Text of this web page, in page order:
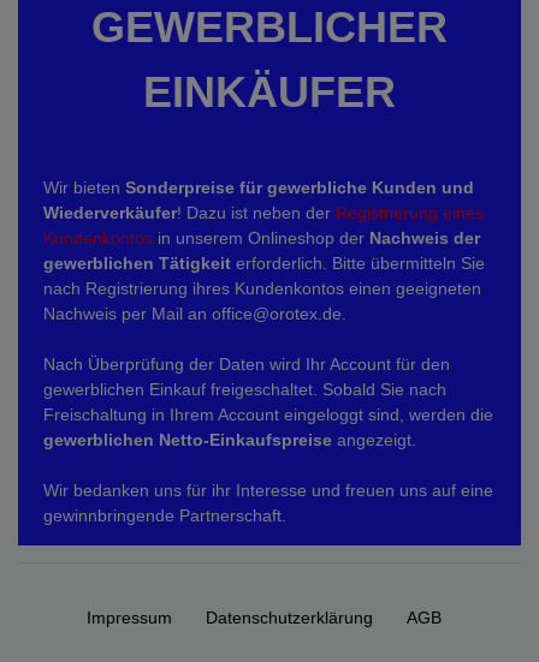
GEWERBLICHER
EINKÄUFER
Wir bieten Sonderpreise für gewerbliche Kunden und
Wiederverkäufer! Dazu ist neben der Registrierung eines
Kundenkontos in unserem Onlineshop der Nachweis der
gewerblichen Tätigkeit erforderlich. Bitte übermitteln Sie
nach Registrierung ihres Kundenkontos einen geeigneten
Nachweis per Mail an office@orotex.de.
Nach Überprüfung der Daten wird Ihr Account für den
gewerblichen Einkauf freigeschaltet. Sobald Sie nach
Freischaltung in Ihrem Account eingeloggt sind, werden die
gewerblichen Netto-Einkaufspreise angezeigt.
Wir bedanken uns für ihr Interesse und freuen uns auf eine
gewinnbringende Partnerschaft.
Impressum Daten­schutz­erklärung AGB